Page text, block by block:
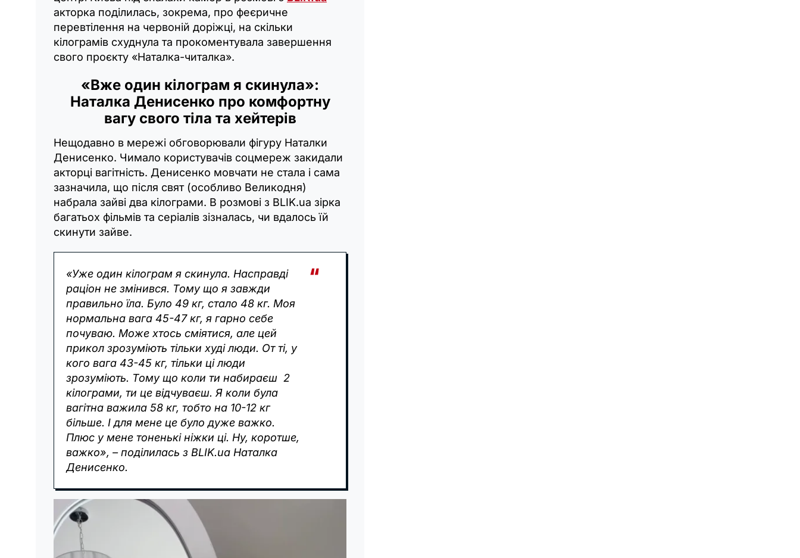
акторка поділилась, зокрема, про феєричне
перевтілення на червоній доріжці, на скільки
кілограмів схуднула та прокоментувала завершення
свого проєкту «Наталка-читалка».
«Вже один кілограм я скинула»:
Наталка Денисенко про комфортну
вагу свого тіла та хейтерів
Нещодавно в мережі обговорювали фігуру Наталки
Денисенко. Чимало користувачів соцмереж закидали
акторці вагітність. Денисенко мовчати не стала і сама
зазначила, що після свят (особливо Великодня)
набрала зайві два кілограми. В розмові з BLIK.ua зірка
багатьох фільмів та серіалів зізналась, чи вдалось їй
скинути зайве.
«Уже один кілограм я скинула. Насправді
раціон не змінився. Тому що я завжди
правильно їла. Було 49 кг, стало 48 кг. Моя
нормальна вага 45-47 кг, я гарно себе
почуваю. Може хтось сміятися, але цей
прикол зрозуміють тільки худі люди. От ті, у
кого вага 43-45 кг, тільки ці люди
зрозуміють. Тому що коли ти набираєш 2
кілограми, ти це відчуваєш. Я коли була
вагітна важила 58 кг, тобто на 10-12 кг
більше. І для мене це було дуже важко.
Плюс у мене тоненькі ніжки ці. Ну, коротше,
важко», – поділилась з BLIK.ua Наталка
Денисенко.